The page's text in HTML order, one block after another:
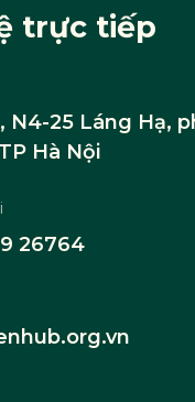
trực tiếp
N4-25 Láng Hạ,
Hà Nội
26764